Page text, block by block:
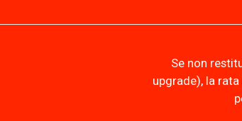
Se non
upgrade), la